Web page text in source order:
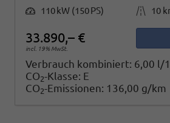
Leistung 110 kW (150 PS) Kilometerstand 10
33.890,– €
incl. 19% MwSt.
Verbrauch kombiniert: 6,00 l/
CO2-Klasse: E
CO2-Emissionen: 136,00 g/km